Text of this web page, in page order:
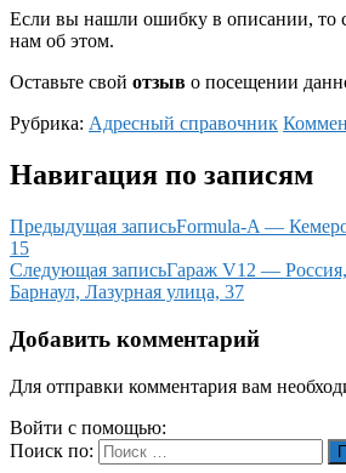
Если вы нашли ошибку в описании, то
нам об этом.
Оставьте свой отзыв о посещении
Рубрика: Адресный справочник
Навигация по записям
Предыдущая записьFormula-A —
15
Следующая записьГараж V12 —
Барнаул, Лазурная улица, 37
Добавить комментарий
Для отправки комментария вам
Войти с помощью:
Поиск по: